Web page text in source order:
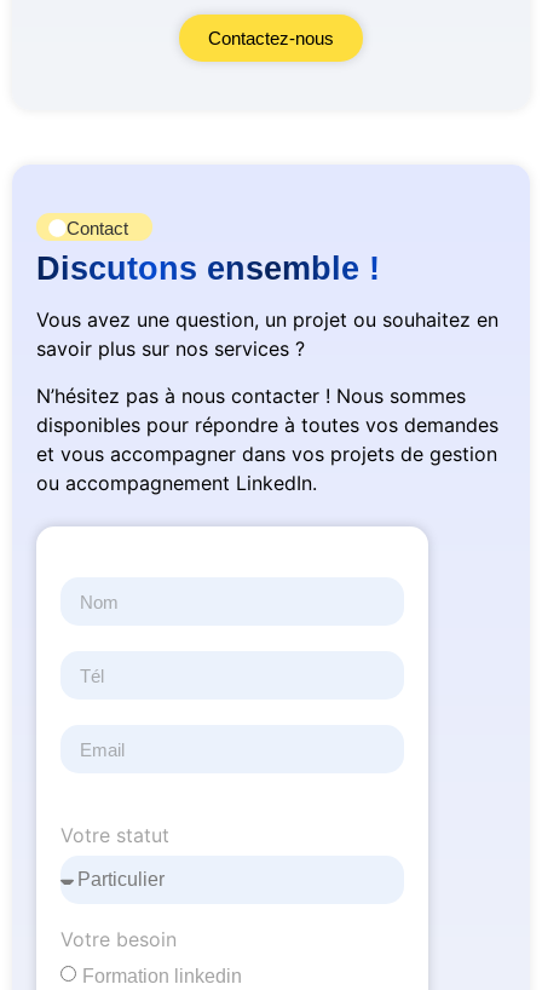
Contactez-nous
Contact
Discutons ensemble !
Vous avez une question, un projet ou souhaitez en
savoir plus sur nos services ?
N’hésitez pas à nous contacter ! Nous sommes
disponibles pour répondre à toutes vos demandes
et vous accompagner dans vos projets de gestion
ou accompagnement LinkedIn.
Votre statut
Votre besoin
Formation linkedin